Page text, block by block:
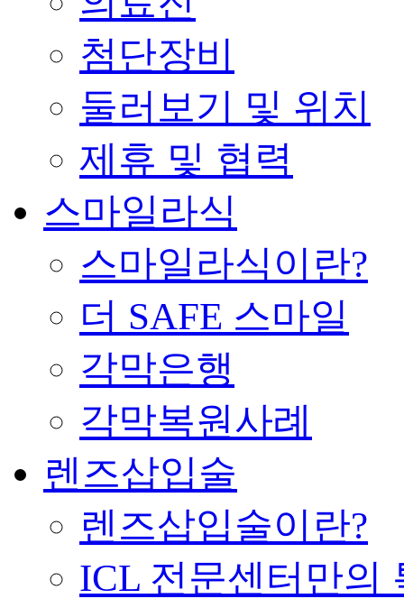
첨단장비
둘러보기 및 위치
제휴 및 협력
스마일라식
스마일라식이란?
더 SAFE 스마일
각막은행
각막복원사례
렌즈삽입술
렌즈삽입술이란?
ICL 전문센터만의